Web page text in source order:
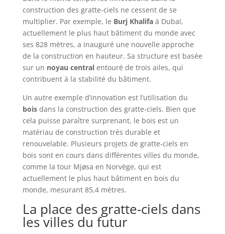
construction des gratte-ciels ne cessent de se
multiplier. Par exemple, le Burj Khalifaà Dubaï,
actuellement le plus haut bâtiment du monde avec
ses 828 mètres, a inauguré une nouvelle approche
de la construction en hauteur. Sa structure est basée
sur un noyau centralentouré de trois ailes, qui
contribuent à la stabilité du bâtiment.
Un autre exemple d’innovation est l’utilisation du
boisdans la construction des gratte-ciels. Bien que
cela puisse paraître surprenant, le bois est un
matériau de construction très durable et
renouvelable. Plusieurs projets de gratte-ciels en
bois sont en cours dans différentes villes du monde,
comme la tour Mjøsa en Norvège, qui est
actuellement le plus haut bâtiment en bois du
monde, mesurant 85,4 mètres.
La place des gratte-ciels dans
les villes du futur